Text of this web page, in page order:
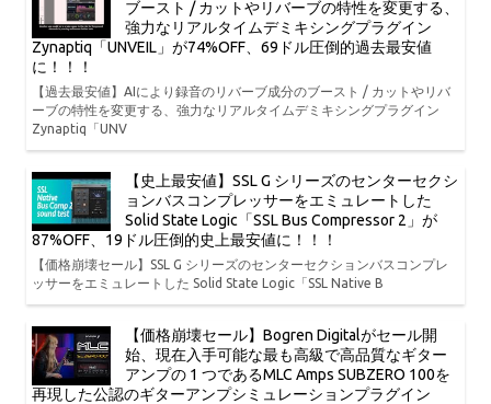
ブースト / カットやリバーブの特性を変更する、
強力なリアルタイムデミキシングプラグイン
Zynaptiq「UNVEIL」が74%OFF、69ドル圧倒的過去最安値
に！！！
【過去最安値】AIにより録音のリバーブ成分のブースト / カットやリバ
ーブの特性を変更する、強力なリアルタイムデミキシングプラグイン
Zynaptiq「UNV
【史上最安値】SSL G シリーズのセンターセクシ
ョンバスコンプレッサーをエミュレートした
Solid State Logic「SSL Bus Compressor 2」が
87%OFF、19ドル圧倒的史上最安値に！！！
【価格崩壊セール】SSL G シリーズのセンターセクションバスコンプレ
ッサーをエミュレートした Solid State Logic「SSL Native B
【価格崩壊セール】Bogren Digitalがセール開
始、現在入手可能な最も高級で高品質なギター
アンプの 1 つであるMLC Amps SUBZERO 100を
再現した公認のギターアンプシミュレーションプラグイン